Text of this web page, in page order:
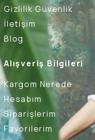
Gizlilik Güvenlik
İletişim
Blog
Alışveriş Bilgileri
Kargom Nerede
Hesabım
Siparişlerim
Favorilerim